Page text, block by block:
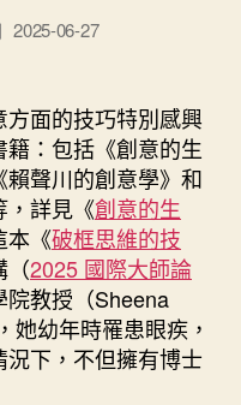
2025-06-27
面的技巧特別感興
：包括《創意的生
聲川的創意學》和
，詳見《創意的生
本《破框思維的技
（2025 國際大師論
教授（Sheena
她幼年時罹患眼疾，
下，不但擁有博士